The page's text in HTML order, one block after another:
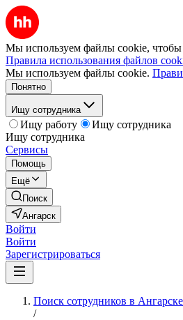
Мы используем файлы cookie, чтобы
Правила использования файлов
Мы используем файлы cookie.
Понятно
Ищу сотрудника
Ищу работу
Ищу сотрудника
Ищу сотрудника
Сервисы
Помощь
Ещё
Поиск
Ангарск
Войти
Войти
Зарегистрироваться
Поиск сотрудников в Ангарске
/